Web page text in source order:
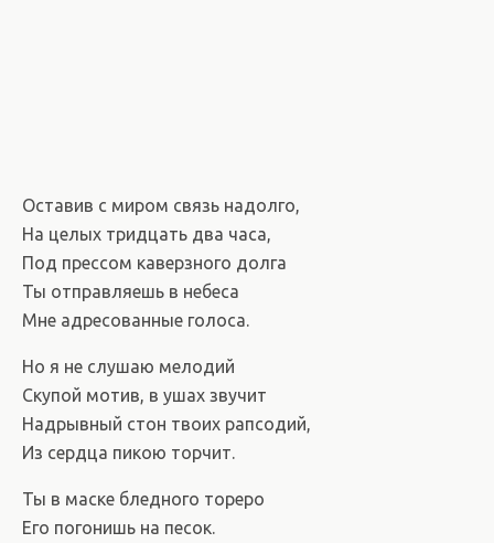
Оставив с миром связь надолго,
На целых тридцать два часа,
Под прессом каверзного долга
Ты отправляешь в небеса
Мне адресованные голоса.
Но я не слушаю мелодий
Скупой мотив, в ушах звучит
Надрывный стон твоих рапсодий,
Из сердца пикою торчит.
Ты в маске бледного тореро
Его погонишь на песок.